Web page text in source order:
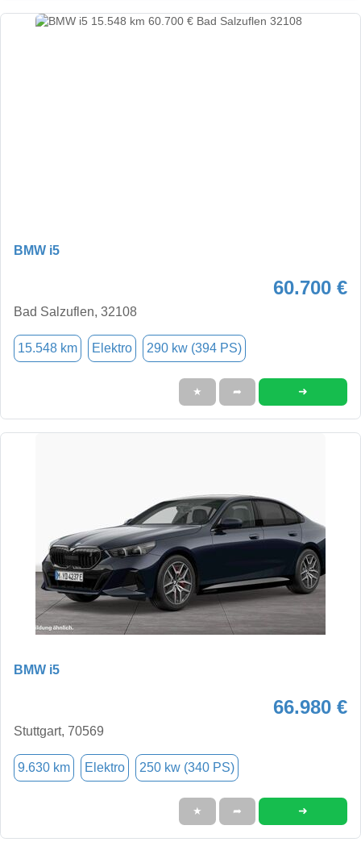
BMW i5
60.700 €
Bad Salzuflen, 32108
15.548 km Elektro 290 kw (394 PS)
★ ➦ ➜
BMW i5
66.980 €
Stuttgart, 70569
9.630 km Elektro 250 kw (340 PS)
★ ➦ ➜